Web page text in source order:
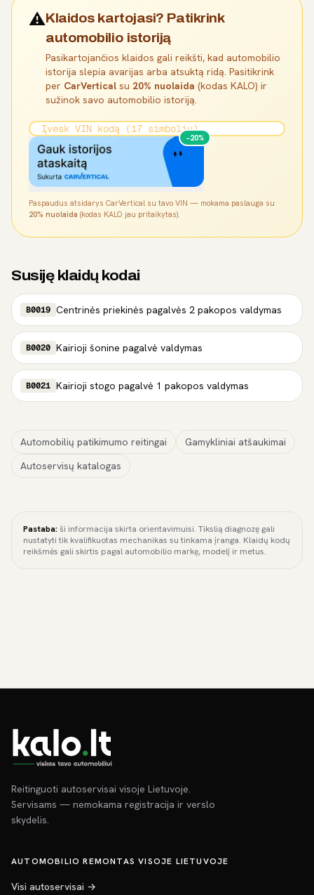
⚠️Klaidos kartojasi? Patikrink
automobilio istoriją
Pasikartojančios klaidos gali reikšti, kad automobilio
istorija slepia avarijas arba atsuktą ridą. Pasitikrink
per CarVertical su 20% nuolaida (kodas KALO) ir
sužinok savo automobilio istoriją.
−20%
Paspaudus atsidarys CarVertical su tavo VIN — mokama paslauga su
20% nuolaida (kodas KALO jau pritaikytas).
Susiję klaidų kodai
B0019 Centrinės priekinės pagalvės 2 pakopos valdymas
B0020 Kairioji šonine pagalvė valdymas
B0021 Kairioji stogo pagalvė 1 pakopos valdymas
Automobilių patikimumo reitingai
Gamykliniai atšaukimai
Autoservisų katalogas
Pastaba:ši informacija skirta orientavimuisi. Tikslią diagnozę gali
nustatyti tik kvalifikuotas mechanikas su tinkama įranga. Klaidų kodų
reikšmės gali skirtis pagal automobilio markę, modelį ir metus.
Reitinguoti autoservisai visoje Lietuvoje.
Servisams — nemokama registracija ir verslo
skydelis.
AUTOMOBILIO REMONTAS VISOJE LIETUVOJE
Visi autoservisai →